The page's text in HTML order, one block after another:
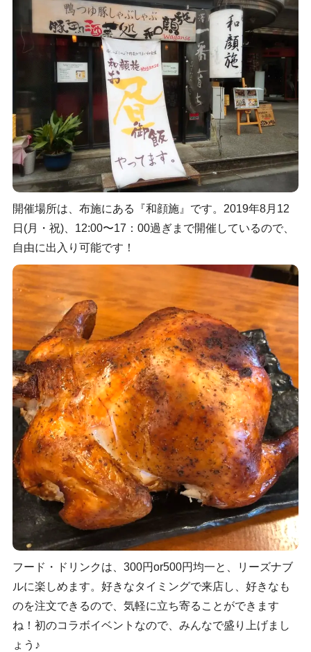
開催場所は、布施にある『和顔施』です。2019年8月12
日(月・祝)、12:00〜17：00過ぎまで開催しているので、
自由に出入り可能です！
フード・ドリンクは、300円or500円均一と、リーズナブ
ルに楽しめます。好きなタイミングで来店し、好きなも
のを注文できるので、気軽に立ち寄ることができます
ね！初のコラボイベントなので、みんなで盛り上げまし
ょう♪